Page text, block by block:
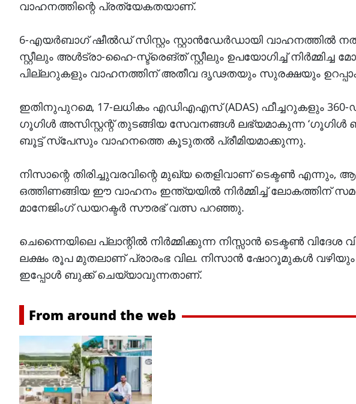
വാഹനത്തിന്റെ പ്രത്യേകതയാണ്.
6-എയർബാഗ് ഷീൽഡ് സിസ്റ്റം സ്റ്റാൻഡേർഡായി വാഹനത്തിൽ
സ്റ്റീലും അൾട്രാ-ഹൈ-സ്ട്രെങ്ത് സ്റ്റീലും ഉപയോഗിച്ച്
പില്ലറുകളും വാഹനത്തിന് അതീവ ദൃഢതയും സുരക്ഷയും
ഇതിനുപുറമെ, 17-ലധികം എഡിഎഎസ് (ADAS) ഫീച്ചറുകളും
ഗൂഗിൾ അസിസ്റ്റന്റ് തുടങ്ങിയ സേവനങ്ങൾ ലഭ്യമാകുന്ന ‘ഗൂഗിൾ
ബൂട്ട് സ്‌പേസും വാഹനത്തെ കൂടുതൽ പ്രീമിയമാക്കുന്നു.
നിസാന്റെ തിരിച്ചുവരവിന്റെ മുഖ്യ തെളിവാണ് ടെക്ടൺ
ഒത്തിണങ്ങിയ ഈ വാഹനം ഇന്ത്യയിൽ നിർമ്മിച്ച് ലോകത്തിന്
മാനേജിംഗ് ഡയറക്ടർ സൗരഭ് വത്സ പറഞ്ഞു.
ചെന്നൈയിലെ പ്ലാന്റിൽ നിർമ്മിക്കുന്ന നിസ്സാൻ ടെക്ടൺ വിദേശ
ലക്ഷം രൂപ മുതലാണ് പ്രാരംഭ വില. നിസാൻ ഷോറൂമുകൾ വഴിയും
ഇപ്പോൾ ബുക്ക് ചെയ്യാവുന്നതാണ്.
From around the web